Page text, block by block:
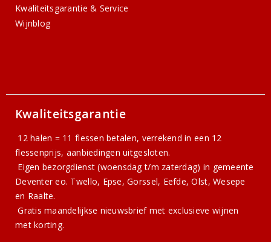
Kwaliteitsgarantie & Service
Wijnblog
Kwaliteitsgarantie
12 halen = 11 flessen betalen, verrekend in een 12
flessenprijs, aanbiedingen uitgesloten.
Eigen bezorgdienst (woensdag t/m zaterdag) in gemeente
Deventer eo. Twello, Epse, Gorssel, Eefde, Olst, Wesepe
en Raalte.
Gratismaandelijkse nieuwsbriefmet exclusieve wijnen
met korting.